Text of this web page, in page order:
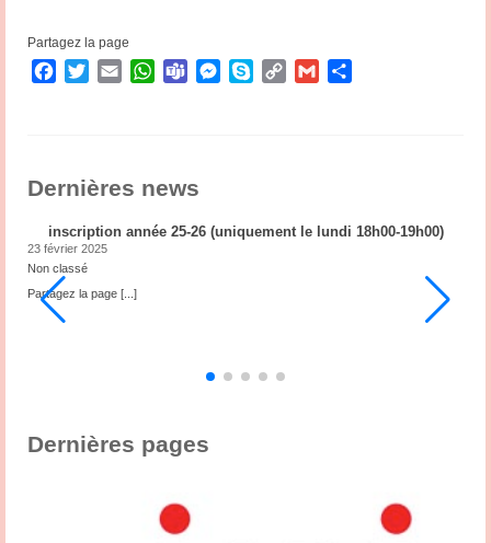
Partagez la page
Facebook
TwitterEmailWhatsApp
TeamsMessenger
SkypeCopy Gmail
Dernières news
inscription année 25-26 (uniquement le lundi 18h00-19h00)
23 février 2025
Non classé
Partagez la page [...]
Dernières pages